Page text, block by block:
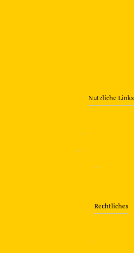
Nützliche Links
—
—
—
Rechtliches
—